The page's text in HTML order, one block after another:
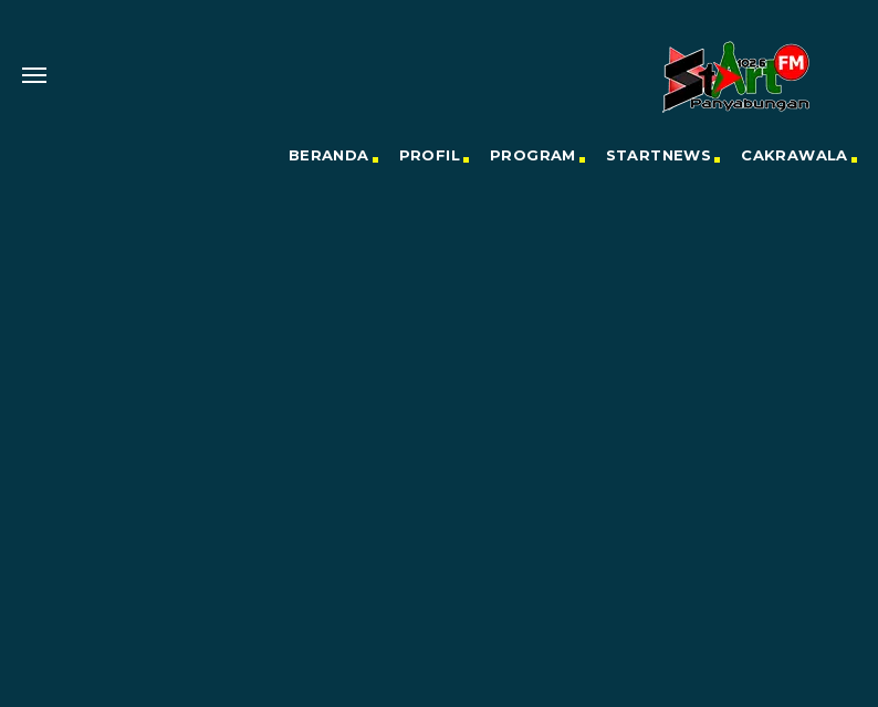
BERANDA PROFIL PROGRAM STARTNEWS CAKRAWALA